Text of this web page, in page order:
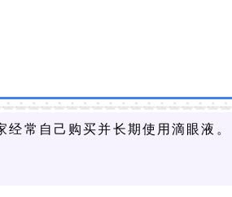
经常自己购买并长期使用滴眼液